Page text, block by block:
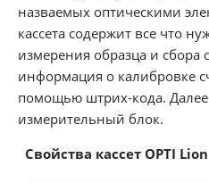
назваемых оптическими
кассета содержит все что
измерения образца и сбора
информация о калибровке
помощью штрих-кода. Далее
измерительный блок.
Свойства кассет OPTI Lion